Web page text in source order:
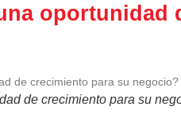
oportunidad
de crecimiento para su